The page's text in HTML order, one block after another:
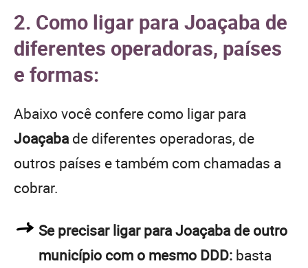
2. Como ligar para Joaçaba de
diferentes operadoras, países
e formas:
Abaixo você confere como ligar para
Joaçaba de diferentes operadoras, de
outros países e também com chamadas a
cobrar.
Se precisar ligar para Joaçaba de outro
município com o mesmo DDD: basta